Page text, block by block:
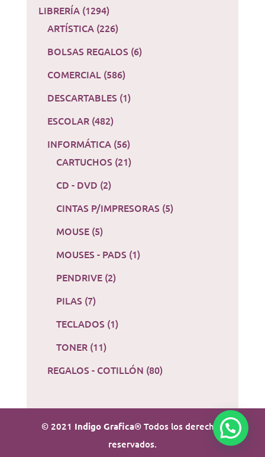
LIBRERÍA (1294)
ARTÍSTICA (226)
BOLSAS REGALOS (6)
COMERCIAL (586)
DESCARTABLES (1)
ESCOLAR (482)
INFORMÁTICA (56)
CARTUCHOS (21)
CD - DVD (2)
CINTAS P/IMPRESORAS (5)
MOUSE (5)
MOUSES - PADS (1)
PENDRIVE (2)
PILAS (7)
TECLADOS (1)
TONER (11)
REGALOS - COTILLÓN (80)
© 2021 Indigo Grafica® Todos los derechos
reservados.